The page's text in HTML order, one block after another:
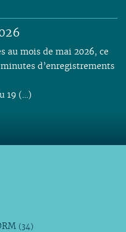
au mois de mai 2026, ce
d’enregistrements
19 (…)
(34)